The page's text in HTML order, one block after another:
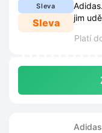
Sleva
Sleva
jim
Platí